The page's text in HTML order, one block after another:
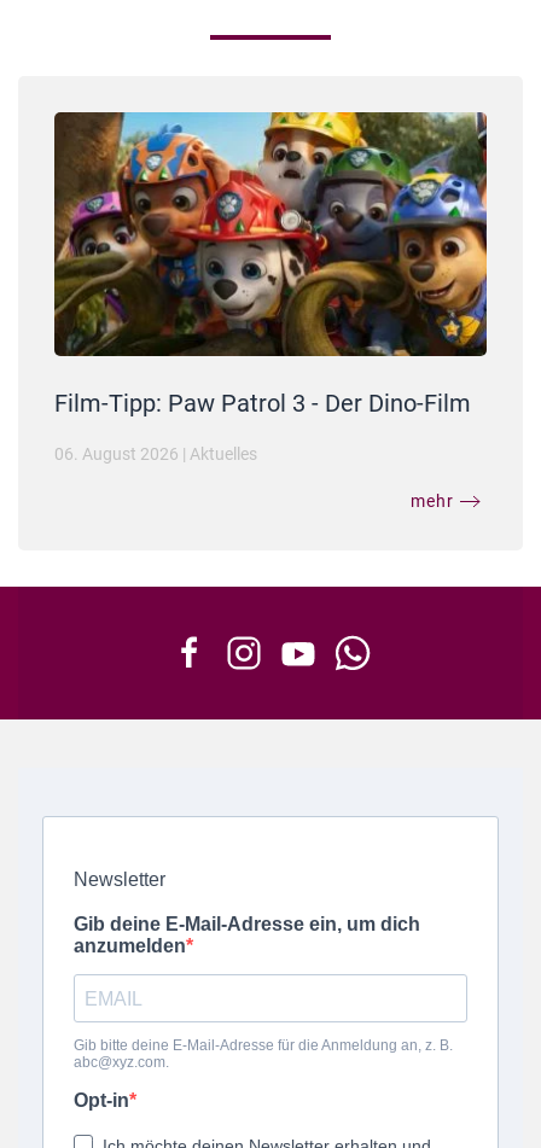
Film-Tipp: Paw Patrol 3 - Der Dino-Film
06. August 2026 | Aktuelles
mehr